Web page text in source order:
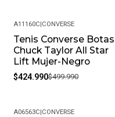
-15%
A11160C CONVERSE
Tenis Converse Botas
Chuck Taylor All Star
Lift Mujer-Negro
$424.990$499.990
A06563C CONVERSE